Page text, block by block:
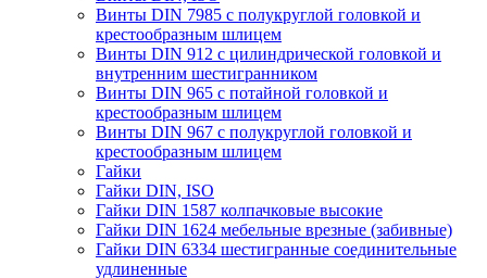
Винты DIN 7985 с полукруглой головкой и
крестообразным шлицем
Винты DIN 912 с цилиндрической головкой и
внутренним шестигранником
Винты DIN 965 с потайной головкой и
крестообразным шлицем
Винты DIN 967 с полукруглой головкой и
крестообразным шлицем
Гайки
Гайки DIN, ISO
Гайки DIN 1587 колпачковые высокие
Гайки DIN 1624 мебельные врезные (забивные)
Гайки DIN 6334 шестигранные соединительные
удлиненные